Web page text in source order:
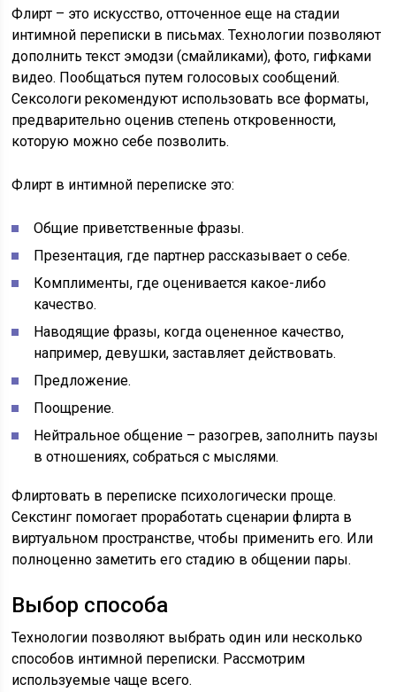
Флирт – это искусство, отточенное еще на стадии
интимной переписки в письмах. Технологии позволяют
дополнить текст эмодзи (смайликами), фото, гифками
видео. Пообщаться путем голосовых сообщений.
Сексологи рекомендуют использовать все форматы,
предварительно оценив степень откровенности,
которую можно себе позволить.
Флирт в интимной переписке это:
Общие приветственные фразы.
Презентация, где партнер рассказывает о себе.
Комплименты, где оценивается какое-либо
качество.
Наводящие фразы, когда оцененное качество,
например, девушки, заставляет действовать.
Предложение.
Поощрение.
Нейтральное общение – разогрев, заполнить паузы
в отношениях, собраться с мыслями.
Флиртовать в переписке психологически проще.
Секстинг помогает проработать сценарии флирта в
виртуальном пространстве, чтобы применить его. Или
полноценно заметить его стадию в общении пары.
Выбор способа
Технологии позволяют выбрать один или несколько
способов интимной переписки. Рассмотрим
используемые чаще всего.